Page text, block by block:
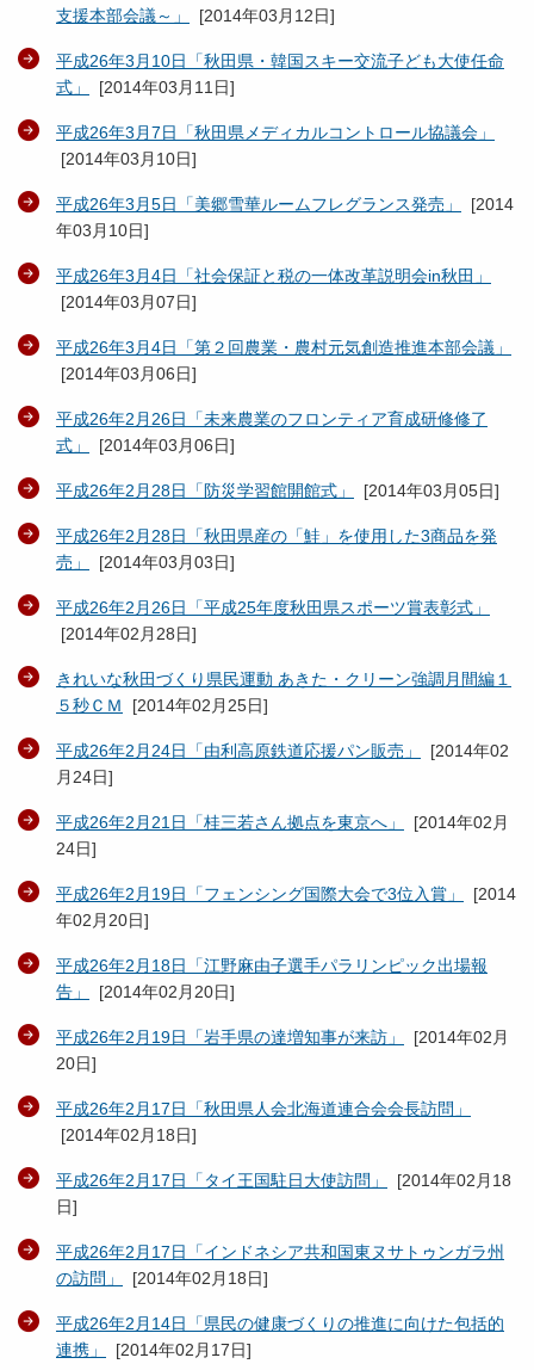
支援本部会議～」
[2014年03月12日]
平成26年3月10日「秋田県・韓国スキー交流子ども大使任命
式」
[2014年03月11日]
平成26年3月7日「秋田県メディカルコントロール協議会」
[2014年03月10日]
平成26年3月5日「美郷雪華ルームフレグランス発売」 [2014
年03月10日]
平成26年3月4日「社会保証と税の一体改革説明会in秋田」
[2014年03月07日]
平成26年3月4日「第２回農業・農村元気創造推進本部会議」
[2014年03月06日]
平成26年2月26日「未来農業のフロンティア育成研修修了
式」
[2014年03月06日]
平成26年2月28日「防災学習館開館式」 [2014年03月05日]
平成26年2月28日「秋田県産の「鮭」を使用した3商品を発
売」
[2014年03月03日]
平成26年2月26日「平成25年度秋田県スポーツ賞表彰式」
[2014年02月28日]
きれいな秋田づくり県民運動 あきた・クリーン強調月間編１
５秒ＣＭ
[2014年02月25日]
平成26年2月24日「由利高原鉄道応援パン販売」 [2014年02
月24日]
平成26年2月21日「桂三若さん拠点を東京へ」 [2014年02月
24日]
平成26年2月19日「フェンシング国際大会で3位入賞」 [2014
年02月20日]
平成26年2月18日「江野麻由子選手パラリンピック出場報
告」
[2014年02月20日]
平成26年2月19日「岩手県の達増知事が来訪」 [2014年02月
20日]
平成26年2月17日「秋田県人会北海道連合会会長訪問」
[2014年02月18日]
平成26年2月17日「タイ王国駐日大使訪問」 [2014年02月18
日]
平成26年2月17日「インドネシア共和国東ヌサトゥンガラ州
の訪問」
[2014年02月18日]
平成26年2月14日「県民の健康づくりの推進に向けた包括的
連携」
[2014年02月17日]